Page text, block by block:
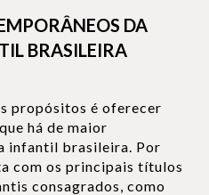
DA
BRASILEIRA
propósitos é oferecer
há de maior
infantil brasileira. Por
com os principais títulos
consagrados, como